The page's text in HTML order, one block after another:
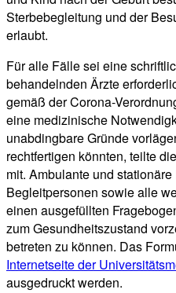
Sterbebegleitung und der
erlaubt.
Für alle Fälle sei eine
behandelnden Ärzte
gemäß der Corona-
eine medizinische
unabdingbare Gründe
rechtfertigen könnten, teilte
mit. Ambulante und
Begleitpersonen sowie alle
einen ausgefüllten
zum Gesundheitszustand
betreten zu können. Das
Internetseite der
ausgedruckt werden.